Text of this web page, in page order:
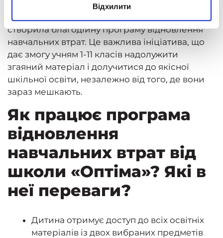
Відхилити
дистанційна школа «Оптіма» за допомогою
створила благодійну програму відновлення
навчальних втрат. Це важлива ініціатива, що
дає змогу учням 1-11 класів надолужити
згаяний матеріал і долучитися до якісної
шкільної освіти, незалежно від того, де вони
зараз мешкають.
Як працює програма
відновлення
навчальних втрат від
школи «Оптіма»? Які в
неї переваги?
Дитина отримує доступ до всіх освітніх
матеріалів із двох вибраних предметів